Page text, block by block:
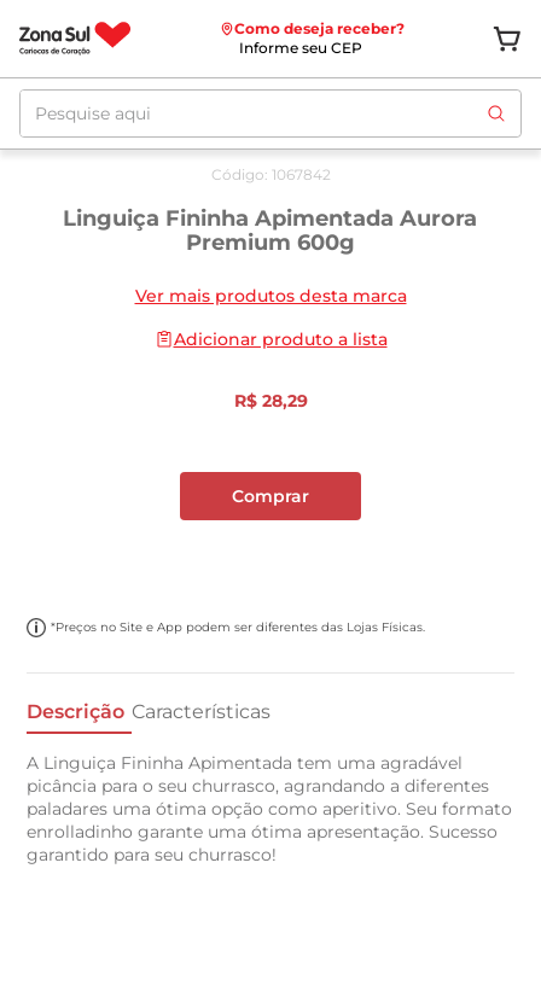
Como deseja receber?
Informe seu CEP
Pesquise aqui
Código: 1067842
Linguiça Fininha Apimentada Aurora
Premium 600g
Ver mais produtos desta marca
Adicionar produto a lista
R$ 28,29
Comprar
*Preços no Site e App podem ser diferentes das Lojas Físicas.
Descrição Características
A Linguiça Fininha Apimentada tem uma agradável
picância para o seu churrasco, agrandando a diferentes
paladares uma ótima opção como aperitivo. Seu formato
enrolladinho garante uma ótima apresentação. Sucesso
garantido para seu churrasco!